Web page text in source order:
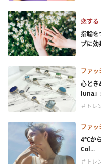
恋する
指輪
プに効
ファッ
心とき
luna
＃トレ
ファッ
4℃か
Col...
＃トレ